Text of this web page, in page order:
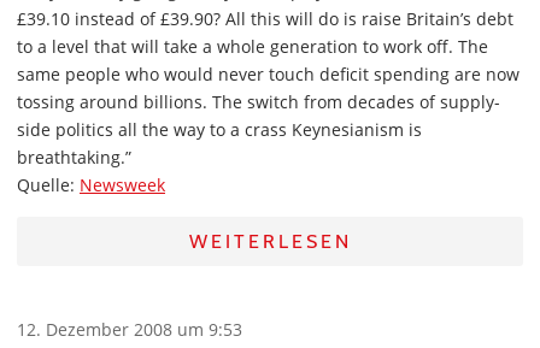
£39.10 instead of £39.90? All this will do is raise Britain’s debt
to a level that will take a whole generation to work off. The
same people who would never touch deficit spending are now
tossing around billions. The switch from decades of supply-
side politics all the way to a crass Keynesianism is
breathtaking.”
Quelle: Newsweek
WEITERLESEN
12. Dezember 2008 um 9:53